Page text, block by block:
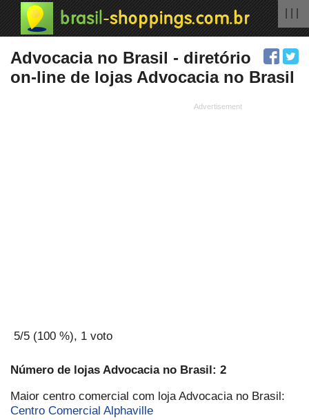
Advocacia no Brasil - diretório
on-line de lojas Advocacia no Brasil
5/5 (100 %), 1 voto
Número de lojas Advocacia no Brasil: 2
Maior centro comercial com loja Advocacia no Brasil:
Centro Comercial Alphaville